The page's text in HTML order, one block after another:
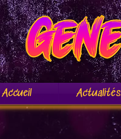
Accueil Actualités